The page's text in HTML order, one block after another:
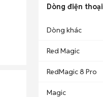
Dòng điện thoại
Dòng khác
Red Magic
RedMagic 8 Pro
Magic